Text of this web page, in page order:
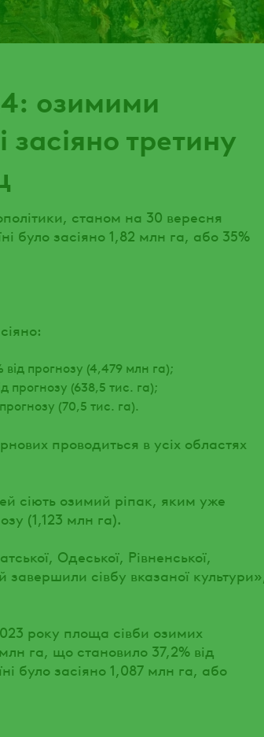
озимими
засіяно третину
станом на 30 вересня
було засіяно 1,82 млн га, або 35%
прогнозу (4,479 млн га);
прогнозу (638,5 тис. га);
(70,5 тис. га).
проводиться в усіх областях
сіють озимий ріпак, яким уже
(1,123 млн га).
Одеської, Рівненської,
завершили сівбу вказаної культури»,
року площа сівби озимих
га, що становило 37,2% від
було засіяно 1,087 млн га, або